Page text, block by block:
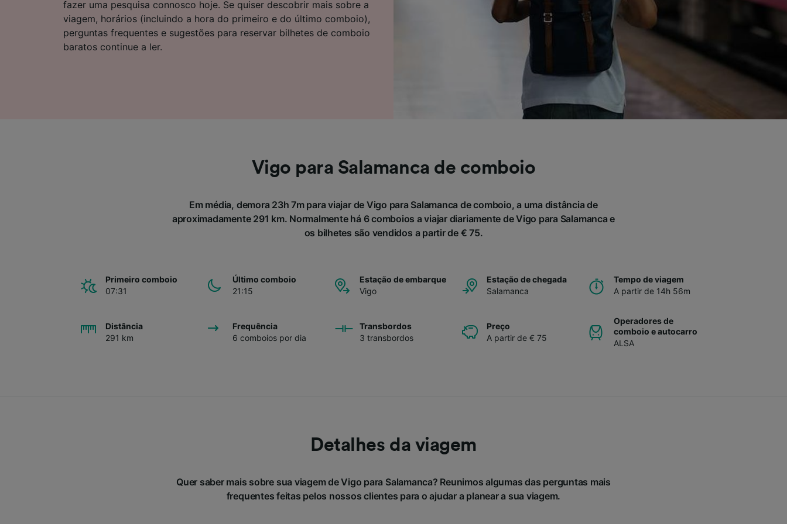
fazer uma pesquisa connosco hoje. Se quiser descobrir mais sobre a
viagem, horários (incluindo a hora do primeiro e do último comboio),
perguntas frequentes e sugestões para reservar bilhetes de comboio
baratos continue a ler.
Vigo para Salamanca de comboio
Em média, demora 23h 7m para viajar de Vigo para Salamanca de comboio, a uma distância de
aproximadamente 291 km. Normalmente há 6 comboios a viajar diariamente de Vigo para Salamanca e
os bilhetes são vendidos a partir de € 75.
Primeiro comboio
07:31
Último comboio
21:15
Estação de embarque
Vigo
Estação de chegada
Salamanca
Tempo de viagem
A partir de 14h 56m
Distância
291 km
Frequência
6 comboios por dia
Transbordos
3 transbordos
Preço
A partir de € 75
Operadores de
comboio e autocarro
ALSA
Detalhes da viagem
Quer saber mais sobre sua viagem de Vigo para Salamanca? Reunimos algumas das perguntas mais
frequentes feitas pelos nossos clientes para o ajudar a planear a sua viagem.
Lista de parceiros (fornecedores)